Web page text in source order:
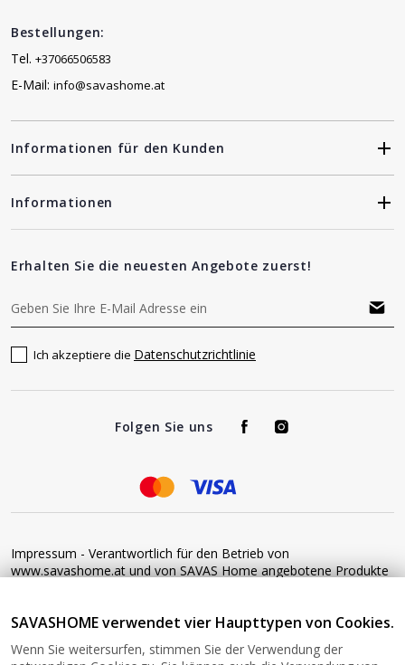
Bestellungen:
Tel. +37066506583
E-Mail: info@savashome.at
Informationen für den Kunden
Informationen
Erhalten Sie die neuesten Angebote zuerst!
Ich akzeptiere die Datenschutzrichtlinie
Folgen Sie uns
Impressum - Verantwortlich für den Betrieb von
www.savashome.at und von SAVAS Home angebotene Produkte
senden Sie keine Waren ohne vorherige Bestätigung an diese
diesem Link: https://www.savashome.at/rueckgabebedingungen-
SAVASHOME verwendet vier Haupttypen von Cookies.
Wenn Sie weitersurfen, stimmen Sie der Verwendung der